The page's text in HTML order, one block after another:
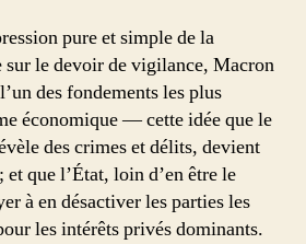
pure et simple de la
sur le devoir de vigilance, Macron
des fondements les plus
économique — cette idée que le
des crimes et délits, devient
que l’État, loin d’en être le
à en désactiver les parties les
les intérêts privés dominants.